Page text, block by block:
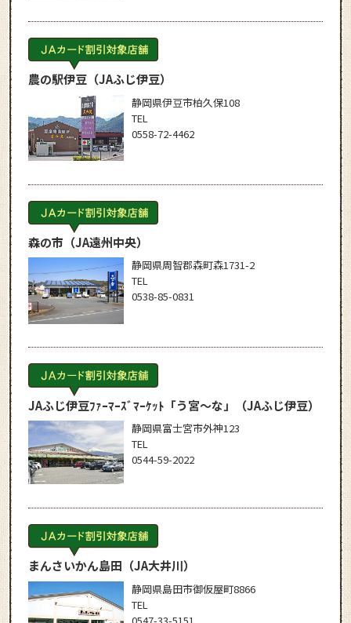
農の駅伊豆（JAふじ伊豆）
静岡県伊豆市柏久保108
TEL
0558-72-4462
森の市 （JA遠州中央）
静岡県周智郡森町森1731-2
TEL
0538-85-0831
JAふじ伊豆ﾌｧｰﾏｰｽﾞﾏｰｹｯﾄ「う宮～な」 （JAふじ伊豆）
静岡県富士宮市外神123
TEL
0544-59-2022
まんさいかん島田 （JA大井川）
静岡県島田市御仮屋町8866
TEL